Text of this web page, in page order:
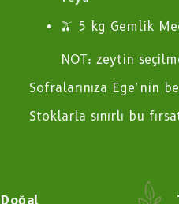
🫒 5 kg Gemlik
NOT: zeytin
Sofralarınıza Ege’nin
Stoklarla sınırlı bu
Doğal